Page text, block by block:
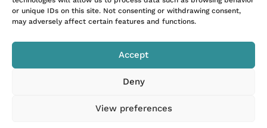
or unique IDs on this site. Not consenting or withdrawing consent,
may adversely affect certain features and functions.
Accept
Deny
View preferences
de
Nos destinations
Les Alpes
La Provence
La Côte d'Azur